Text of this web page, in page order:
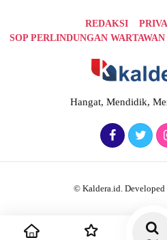
REDAKSI
SOP PERLINDUNGAN WARTAWAN
Hangat, Mendidik,
© Kaldera.id.